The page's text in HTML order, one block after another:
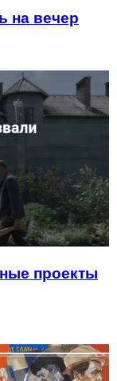
на вечер
проекты